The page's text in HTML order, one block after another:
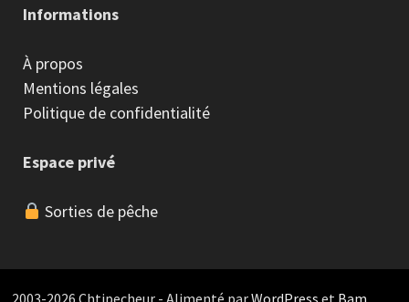
Informations
À propos
Mentions légales
Politique de confidentialité
Espace privé
Sorties de pêche